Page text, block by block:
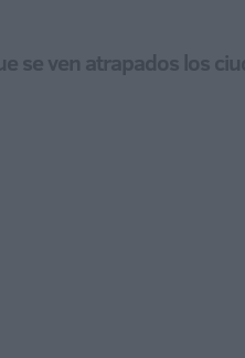
se ven atrapados los